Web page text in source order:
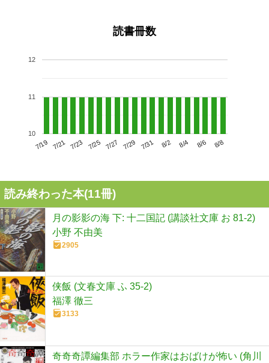
読書冊数
7/19 7/21 7/23 7/25 7/27 7/29 7/31 8/2 8/4 8/6 8/8
10
11
12
読み終わった本(11冊)
月の影影の海 下: 十二国記 (講談社文庫 お 81-2)
小野 不由美
2905
侠飯 (文春文庫 ふ 35-2)
福澤 徹三
3133
奇奇奇譚編集部 ホラー作家はおばけが怖い (角川